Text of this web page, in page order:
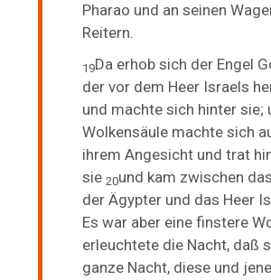
Pharao und an seinen
Reitern.
19Da erhob sich der Engel
der vor dem Heer Israels
und machte sich hinter sie;
Wolkensäule machte sich
ihrem Angesicht und trat
sie20und kam zwischen
der Ägypter und das Heer
Es war aber eine finstere
erleuchtete die Nacht, daß
ganze Nacht, diese und